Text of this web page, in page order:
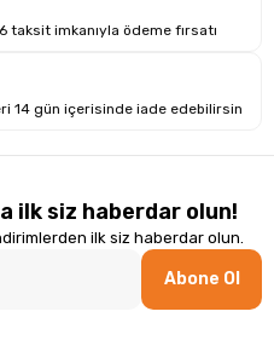
taksit imkanıyla ödeme fırsatı
14 gün içerisinde iade edebilirsin
ilk siz haberdar olun!
ilk siz haberdar olun.
Abone Ol